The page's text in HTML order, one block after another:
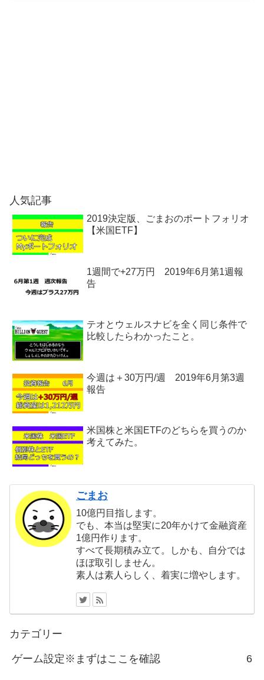
人気記事
2019決定版、ごまおのポートフォリオ
【米国ETF】
1週間で+27万円 2019年6月第1週報
告
テオとウェルスナビを全く同じ条件で
比較したらわかったこと。
今週は＋30万円/週 2019年6月第3週
報告
米国株と米国ETFのどちらを買うのか
考えてみた。
ごまお
10億円目指します。
でも、本当は堅実に20年かけて金融資産
1億円作ります。
すべて長期積み立て。しかも、自分では
ほぼ取引しません。
素人は素人らしく、着実に増やします。
カテゴリー
ゲーム設定※まずはここを確認 6